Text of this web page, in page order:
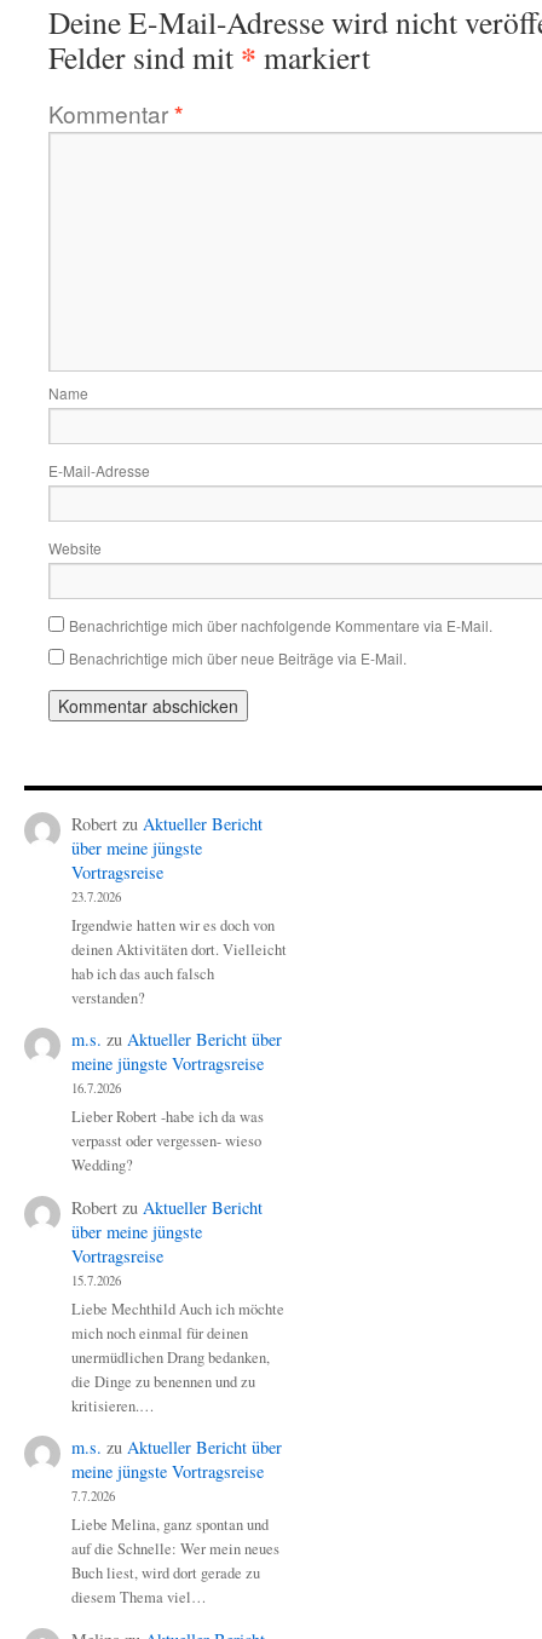
Deine E-Mail-Adresse wird nicht
Felder sind mit * markiert
Kommentar*
Name
E-Mail-Adresse
Website
Benachrichtige mich über nachfolgende Kommentare via E-Mail.
Benachrichtige mich über neue Beiträge via E-Mail.
Robert zu Aktueller Bericht
über meine jüngste
Vortragsreise
23.7.2026
Irgendwie hatten wir es doch von
deinen Aktivitäten dort. Vielleicht
hab ich das auch falsch
verstanden?
m.s. zu Aktueller Bericht über
meine jüngste Vortragsreise
16.7.2026
Lieber Robert -habe ich da was
verpasst oder vergessen- wieso
Wedding?
Robert zu Aktueller Bericht
über meine jüngste
Vortragsreise
15.7.2026
Liebe Mechthild Auch ich möchte
mich noch einmal für deinen
unermüdlichen Drang bedanken,
die Dinge zu benennen und zu
kritisieren.…
m.s. zu Aktueller Bericht über
meine jüngste Vortragsreise
7.7.2026
Liebe Melina, ganz spontan und
auf die Schnelle: Wer mein neues
Buch liest, wird dort gerade zu
diesem Thema viel…